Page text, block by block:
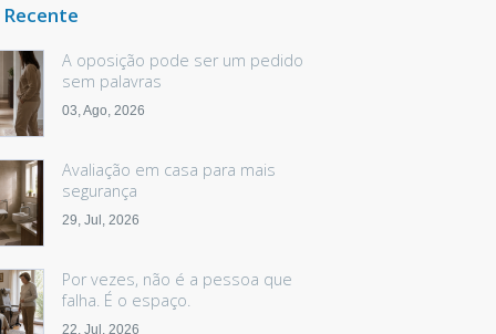
A oposição pode ser um pedido
sem palavras
03, Ago, 2026
Avaliação em casa para mais
segurança
29, Jul, 2026
Por vezes, não é a pessoa que
falha. É o espaço.
22, Jul, 2026